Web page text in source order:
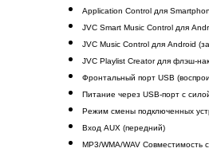
Application Control для
JVC Smart Music Control для
JVC Music Control для Android
JVC Playlist Creator для флэш-
Фронтальный порт USB
Питание через USB-порт с
Режим смены подключенных
Вход AUX (передний)
MP3/WMA/WAV Совместимость